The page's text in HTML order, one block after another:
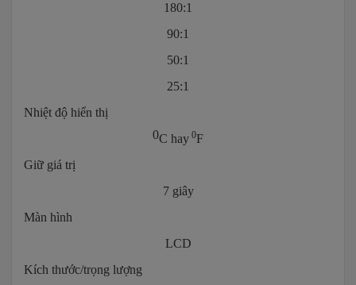
180:1
90:1
50:1
25:1
Nhiệt độ hiển thị
0C hay 0F
Giữ giá trị
7 giây
Màn hình
LCD
Kích thước/trọng lượng